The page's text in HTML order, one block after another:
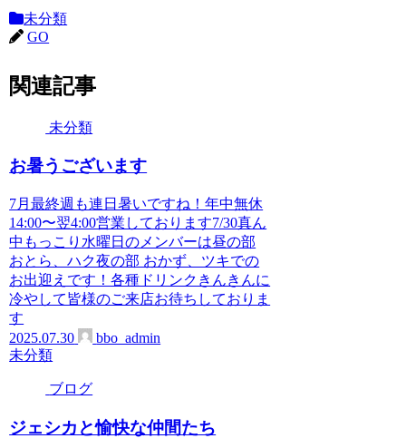
未分類
GO
関連記事
未分類
お暑うございます
7月最終週も連日暑いですね！年中無休
14:00〜翌4:00営業しております7/30真ん
中もっこり水曜日のメンバーは昼の部
おとら、ハク夜の部 おかず、ツキでの
お出迎えです！各種ドリンクきんきんに
冷やして皆様のご来店お待ちしておりま
す
2025.07.30
bbo_admin
未分類
ブログ
ジェシカと愉快な仲間たち